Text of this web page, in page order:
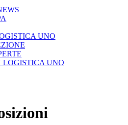
UNO
LOGISTICA UNO